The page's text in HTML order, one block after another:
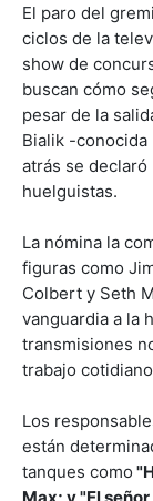
El paro del
ciclos de la
show de
buscan cómo
pesar de la
Bialik -
atrás se
huelguistas.
La nómina la
figuras como
Colbert y Seth
vanguardia a la
transmisiones
trabajo
Los
están
tanques como
Max; y "El